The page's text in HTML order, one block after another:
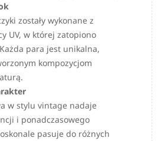
zostały wykonane z
UV, w której zatopiono
para jest unikalna,
kompozycjom
w stylu vintage nadaje
i ponadczasowego
pasuje do różnych